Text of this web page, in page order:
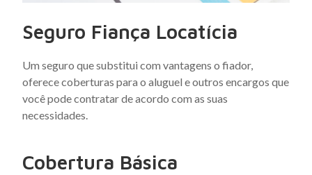
Seguro Fiança Locatícia
Um seguro que substitui com vantagens o fiador,
oferece coberturas para o aluguel e outros encargos que
você pode contratar de acordo com as suas
necessidades.
Cobertura Básica